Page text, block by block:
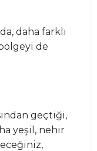
daha farklı
de
geçtiği,
yeşil, nehir